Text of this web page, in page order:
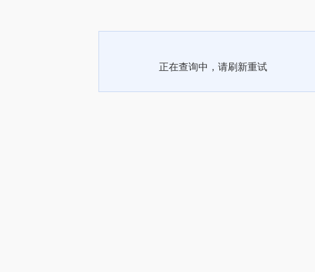
正在查询中，请刷新重试